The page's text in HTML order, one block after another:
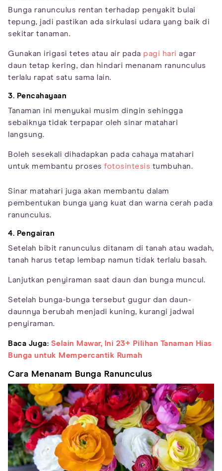
Bunga ranunculus rentan terhadap penyakit bulai
tepung, jadi pastikan ada sirkulasi udara yang baik di
sekitar tanaman.
Gunakan irigasi tetes atau air pada pagi hari agar
daun tetap kering, dan hindari menanam ranunculus
terlalu rapat satu sama lain.
3. Pencahayaan
Tanaman ini menyukai musim dingin sehingga
sebaiknya tidak terpapar oleh sinar matahari
langsung.
Boleh sesekali dihadapkan pada cahaya matahari
untuk membantu proses fotosintesis tumbuhan.
Sinar matahari juga akan membantu dalam
pembentukan bunga yang kuat dan warna cerah pada
ranunculus.
4. Pengairan
Setelah bibit ranunculus ditanam di tanah atau wadah,
tanah harus tetap lembap namun tidak terlalu basah.
Lanjutkan penyiraman saat daun dan bunga muncul.
Setelah bunga-bunga tersebut gugur dan daun-
daunnya berubah menjadi kuning, kurangi jadwal
penyiraman.
Baca Juga: Selain Mawar, Ini 23+ Pilihan Tanaman Hias
Bunga untuk Mempercantik Rumah
Cara Menanam Bunga Ranunculus